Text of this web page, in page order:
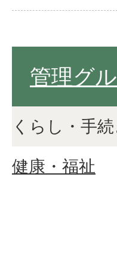
管理グ
くらし・手続
健康・福祉